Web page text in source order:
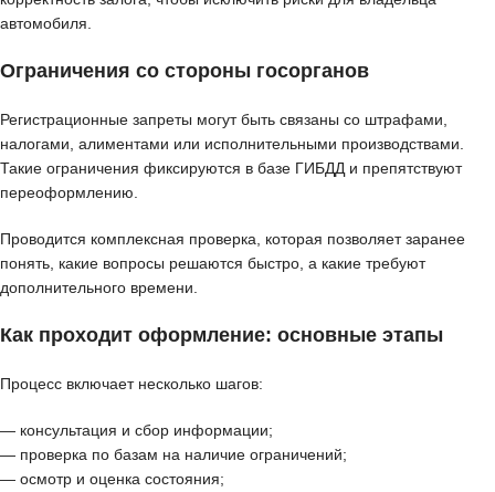
автомобиля.
Ограничения со стороны госорганов
Регистрационные запреты могут быть связаны со штрафами,
налогами, алиментами или исполнительными производствами.
Такие ограничения фиксируются в базе ГИБДД и препятствуют
переоформлению.
Проводится комплексная проверка, которая позволяет заранее
понять, какие вопросы решаются быстро, а какие требуют
дополнительного времени.
Как проходит оформление: основные этапы
Процесс включает несколько шагов:
— консультация и сбор информации;
— проверка по базам на наличие ограничений;
— осмотр и оценка состояния;